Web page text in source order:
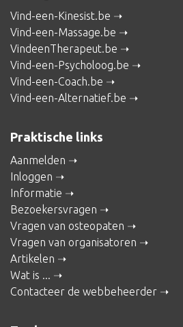
Vind-een-Kinesist.be
Vind-een-Massage.be
VindeenTherapeut.be
Vind-een-Psycholoog.be
Vind-een-Coach.be
Vind-een-Alternatief.be
Praktische links
Aanmelden
Inloggen
Informatie
Bezoekersvragen
Vragen van osteopaten
Vragen van organisatoren
Artikelen
Wat is ...
Contacteer de webbeheerder